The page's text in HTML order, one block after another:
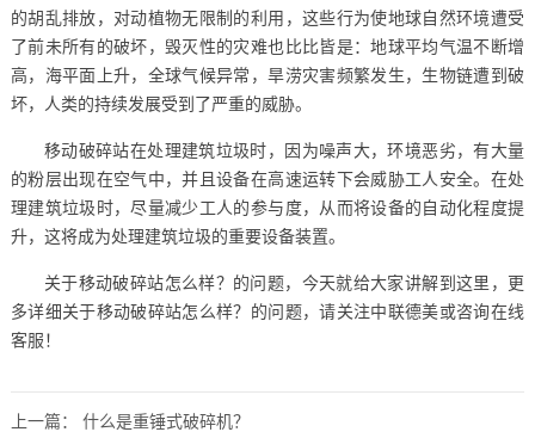
的胡乱排放，对动植物无限制的利用，这些行为使地球自然环境遭受
了前未所有的破坏，毁灭性的灾难也比比皆是：地球平均气温不断增
高，海平面上升，全球气候异常，旱涝灾害频繁发生，生物链遭到破
坏，人类的持续发展受到了严重的威胁。
移动破碎站在处理建筑垃圾时，因为噪声大，环境恶劣，有大量
的粉层出现在空气中，并且设备在高速运转下会威胁工人安全。在处
理建筑垃圾时，尽量减少工人的参与度，从而将设备的自动化程度提
升，这将成为处理建筑垃圾的重要设备装置。
关于移动破碎站怎么样？的问题，今天就给大家讲解到这里，更
多详细关于移动破碎站怎么样？的问题，请关注中联德美或咨询在线
客服！
上一篇： 什么是重锤式破碎机？